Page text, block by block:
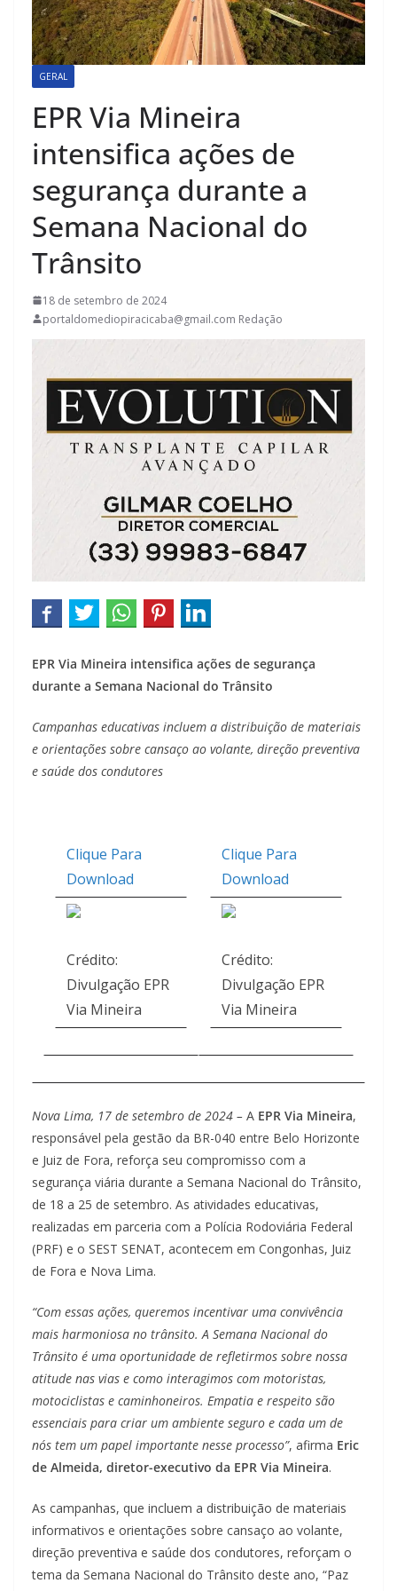
GERAL
EPR Via Mineira
intensifica ações de
segurança durante a
Semana Nacional do
Trânsito
18 de setembro de 2024
portaldomediopiracicaba@gmail.com Redação
EPR Via Mineira intensifica ações de segurança
durante a Semana Nacional do Trânsito
Campanhas educativas incluem a distribuição de materiais
e orientações sobre cansaço ao volante, direção preventiva
e saúde dos condutores
Clique Para
Download
Crédito:
Divulgação EPR
Via Mineira
Clique Para
Download
Crédito:
Divulgação EPR
Via Mineira
Nova Lima, 17 de setembro de 2024 – A EPR Via Mineira,
responsável pela gestão da BR-040 entre Belo Horizonte
e Juiz de Fora, reforça seu compromisso com a
segurança viária durante a Semana Nacional do Trânsito,
de 18 a 25 de setembro. As atividades educativas,
realizadas em parceria com a Polícia Rodoviária Federal
(PRF) e o SEST SENAT, acontecem em Congonhas, Juiz
de Fora e Nova Lima.
“Com essas ações, queremos incentivar uma convivência
mais harmoniosa no trânsito. A Semana Nacional do
Trânsito é uma oportunidade de refletirmos sobre nossa
atitude nas vias e como interagimos com motoristas,
motociclistas e caminhoneiros. Empatia e respeito são
essenciais para criar um ambiente seguro e cada um de
nós tem um papel importante nesse processo”, afirma Eric
de Almeida, diretor-executivo da EPR Via Mineira.
As campanhas, que incluem a distribuição de materiais
informativos e orientações sobre cansaço ao volante,
direção preventiva e saúde dos condutores, reforçam o
tema da Semana Nacional do Trânsito deste ano, “Paz